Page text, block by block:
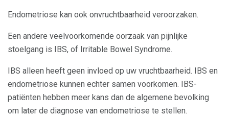
Endometriose kan ook onvruchtbaarheid veroorzaken.
Een andere veelvoorkomende oorzaak van pijnlijke
stoelgang is IBS, of Irritable Bowel Syndrome.
IBS alleen heeft geen invloed op uw vruchtbaarheid. IBS en
endometriose kunnen echter samen voorkomen. IBS-
patiënten hebben meer kans dan de algemene bevolking
om later de diagnose van endometriose te stellen.